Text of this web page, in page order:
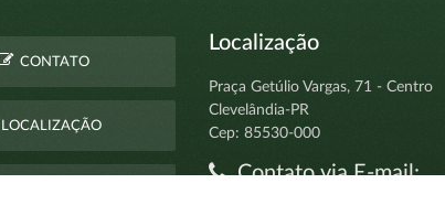
CONTATO
LOCALIZAÇÃO
Localização
Praça Getúlio Vargas, 71 - Centro
Clevelândia-PR
Cep: 85530-000
Contato via E-mail: